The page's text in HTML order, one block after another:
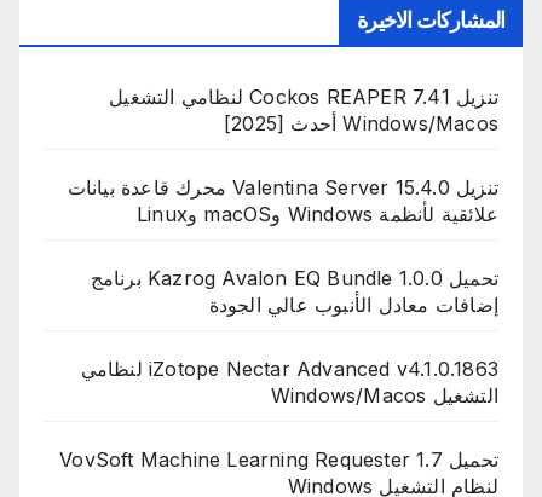
المشاركات الاخيرة
تنزيل Cockos REAPER 7.41 لنظامي التشغيل
Windows/Macos أحدث [2025]
تنزيل Valentina Server 15.4.0 محرك قاعدة بيانات
علائقية لأنظمة Windows وmacOS وLinux
تحميل Kazrog Avalon EQ Bundle 1.0.0 برنامج
إضافات معادل الأنبوب عالي الجودة
iZotope Nectar Advanced v4.1.0.1863 لنظامي
التشغيل Windows/Macos
تحميل VovSoft Machine Learning Requester 1.7
لنظام التشغيل Windows